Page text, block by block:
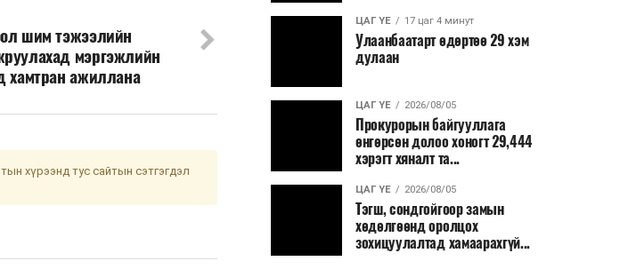
шим тэжээлийн
мэргэжлийн
хамтран ажиллана
хүрээнд тус сайтын сэтгэгдэл
ЦАГ ҮЕ 17 цаг 4 минут
Улаанбаатарт өдөртөө 29 хэм
дулаан
ЦАГ ҮЕ 2026/08/05
Прокурорын байгууллага
өнгөрсөн долоо хоногт 29,444
хэрэгт хяналт та...
ЦАГ ҮЕ 2026/08/05
Тэгш, сондгойгоор замын
хөдөлгөөнд оролцох
зохицуулалтад хамаарахгүй...